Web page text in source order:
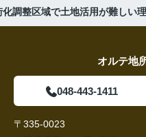
化調整区域で土地活用が難しい
オルテ地
048-443-1411
〒335-0023